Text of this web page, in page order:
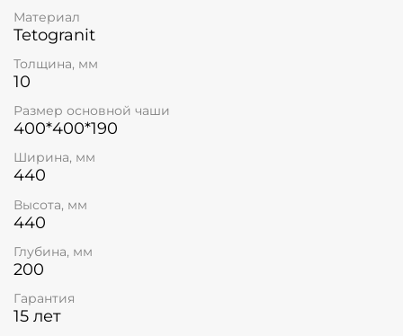
Материал
Tetogranit
Толщина, мм
10
Размер основной чаши
400*400*190
Ширина, мм
440
Высота, мм
440
Глубина, мм
200
Гарантия
15 лет